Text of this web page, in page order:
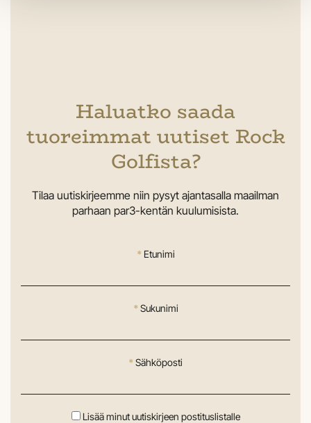
Haluatko saada
tuoreimmat uutiset Rock
Golfista?
Tilaa uutiskirjeemme niin pysyt ajantasalla maailman
parhaan par3-kentän kuulumisista.
*Etunimi
*Sukunimi
*Sähköposti
Lisää minut uutiskirjeen postituslistalle